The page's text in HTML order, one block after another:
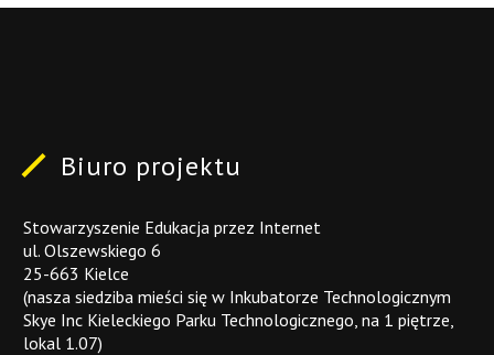
Biuro projektu
Stowarzyszenie Edukacja przez Internet
ul. Olszewskiego 6
25-663 Kielce
(nasza siedziba mieści się w Inkubatorze Technologicznym
Skye Inc Kieleckiego Parku Technologicznego, na 1 piętrze,
lokal 1.07)